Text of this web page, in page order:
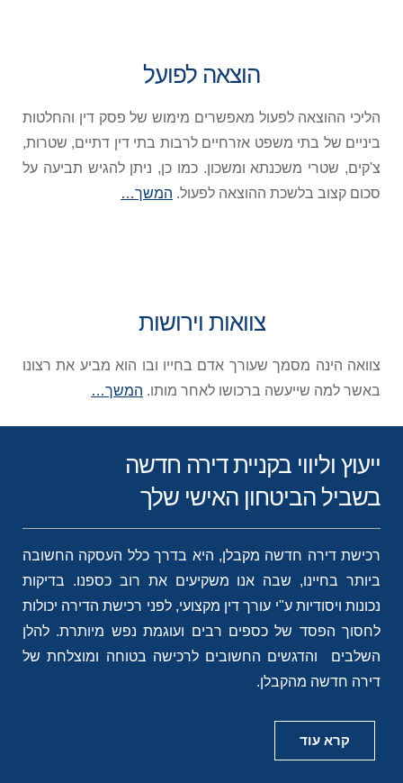
הוצאה לפועל
הליכי ההוצאה לפעול מאפשרים מימוש של פסק דין והחלטות
ביניים של בתי משפט אזרחיים לרבות בתי דין דתיים, שטרות,
צ'קים, שטרי משכנתא ומשכון. כמו כן, ניתן להגיש תביעה על
סכום קצוב בלשכת ההוצאה לפעול. המשך…
צוואות וירושות
צוואה הינה מסמך שעורך אדם בחייו ובו הוא מביע את רצונו
באשר למה שייעשה ברכושו לאחר מותו. המשך…
ייעוץ וליווי בקניית דירה חדשה
בשביל הביטחון האישי שלך
רכישת דירה חדשה מקבלן, היא בדרך כלל העסקה החשובה
ביותר בחיינו, שבה אנו משקיעים את רוב כספנו. בדיקות
נכונות ויסודיות ע"י עורך דין מקצועי, לפני רכישת הדירה יכולות
לחסוך הפסד של כספים רבים ועוגמת נפש מיותרת. להלן
השלבים והדגשים החשובים לרכישה בטוחה ומוצלחת של
דירה חדשה מהקבלן.
קרא עוד